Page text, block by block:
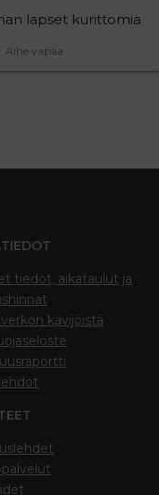
lapset kurittomia
Aihe vapaa
tiedot, aikataulut ja
kävijöistä